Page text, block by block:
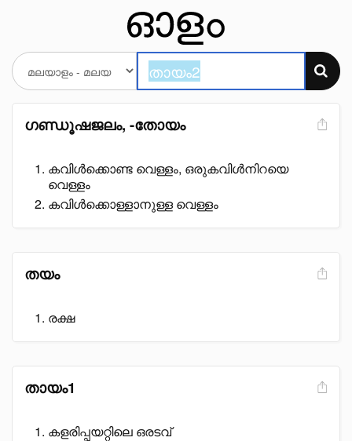
ഗണ്ഡൂഷജലം, -തോയം
കവിൾക്കൊണ്ട വെള്ളം, ഒരുകവിൾനിറയെ
വെള്ളം
കവിൾക്കൊള്ളാനുള്ള വെള്ളം
തയം
രക്ഷ
തായം1
കളരിപ്പയറ്റിലെ ഒരടവ്